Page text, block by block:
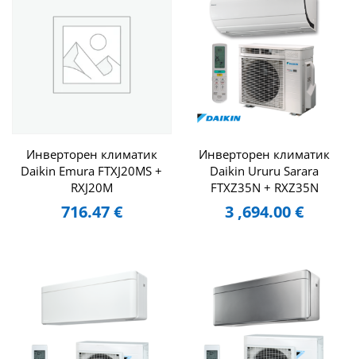
Инверторен климатик
Daikin Emura FTXJ20MS +
RXJ20M
716.47€
Инверторен климатик
Daikin Ururu Sarara
FTXZ35N + RXZ35N
3 ,694.00€